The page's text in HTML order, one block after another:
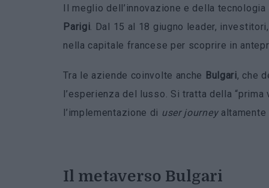
Il meglio dell’innovazione e della
Parigi . Dal 15 al 18 giugno leader,
nella capitale francese per scoprire in
Tra le aziende coinvolte anche Bulgari, che
l’esperienza del lusso. Si tratta della
l’implementazione di user journeyaltamente
Il metaverso Bulgari